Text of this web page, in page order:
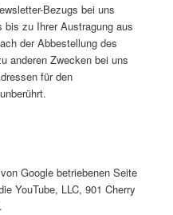
Bezugs bei uns
bis zu Ihrer Austragung aus
der Abbestellung des
anderen Zwecken bei uns
für den
Google betriebenen Seite
YouTube, LLC, 901 Cherry